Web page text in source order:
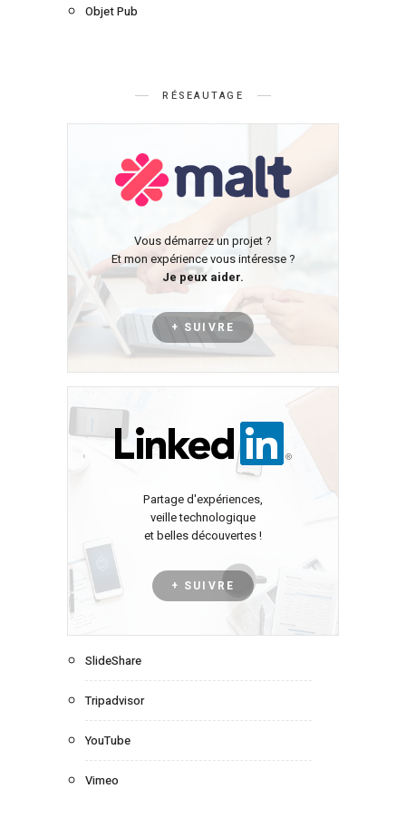
Objet Pub
RÉSEAUTAGE
Vous démarrez un projet ?
Et mon expérience vous intéresse ?
Je peux aider.
+ SUIVRE
Partage d'expériences,
veille technologique
et belles découvertes !
+ SUIVRE
SlideShare
Tripadvisor
YouTube
Vimeo